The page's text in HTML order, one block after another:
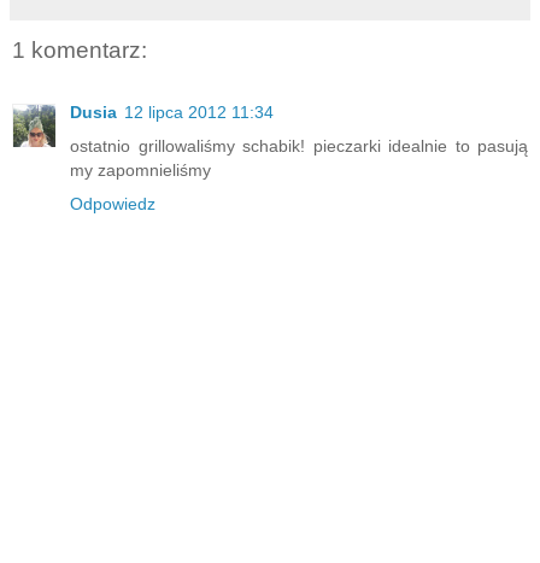
1 komentarz:
Dusia 12 lipca 2012 11:34
ostatnio grillowaliśmy schabik! pieczarki idealnie to pasują
my zapomnieliśmy
Odpowiedz